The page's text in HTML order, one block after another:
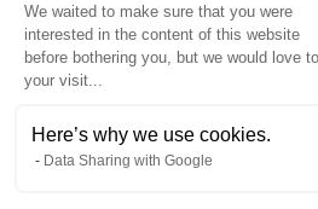
RECURSOS
Plan general de carbono
Práctica de carbono abierto
Nuestro blog
Comprenda todo sobre la
We waited to make sure that you were
interested in the content of this website
before bothering you, but we would love
your visit...
Here’s why we use cookies.
Data Sharing with Google